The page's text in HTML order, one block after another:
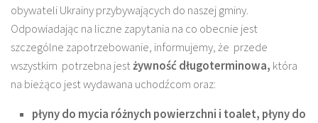
obywateli Ukrainy przybywających do naszej gminy.
Odpowiadając na liczne zapytania na co obecnie jest
szczególne zapotrzebowanie, informujemy, że przede
wszystkim potrzebna jestżywność długoterminowa, która
na bieżąco jest wydawana uchodźcom oraz:
płyny do mycia różnych powierzchni i toalet, płyny do